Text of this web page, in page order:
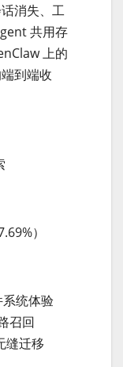
消失、工
共用存
上的
到端收
）
系统体验
召回
缝迁移